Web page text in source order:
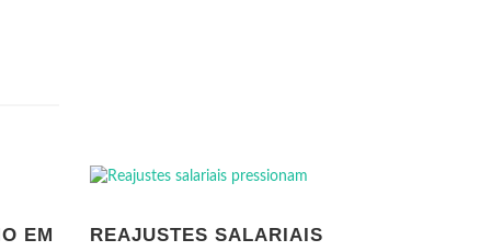
EM
REAJUSTES SALARIAIS